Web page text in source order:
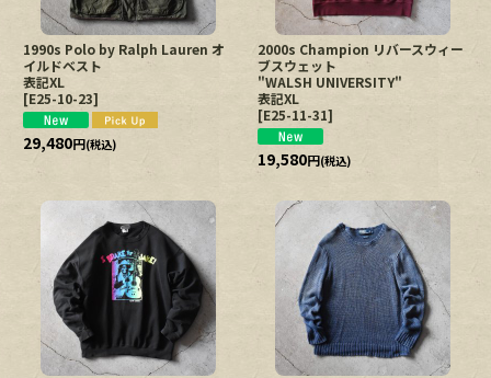
1990s Polo by Ralph Lauren オ
イルドベスト
表記XL
[E25-10-23]
29,480円(税込)
2000s Champion リバースウィー
ブスウェット
"WALSH UNIVERSITY"
表記XL
[E25-11-31]
19,580円(税込)